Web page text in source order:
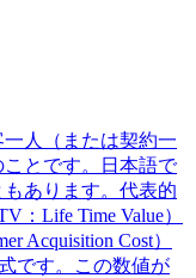
人（または契約一
とです。日本語で
あります。代表的
：Life Time Value）
Acquisition Cost）
です。この数値が